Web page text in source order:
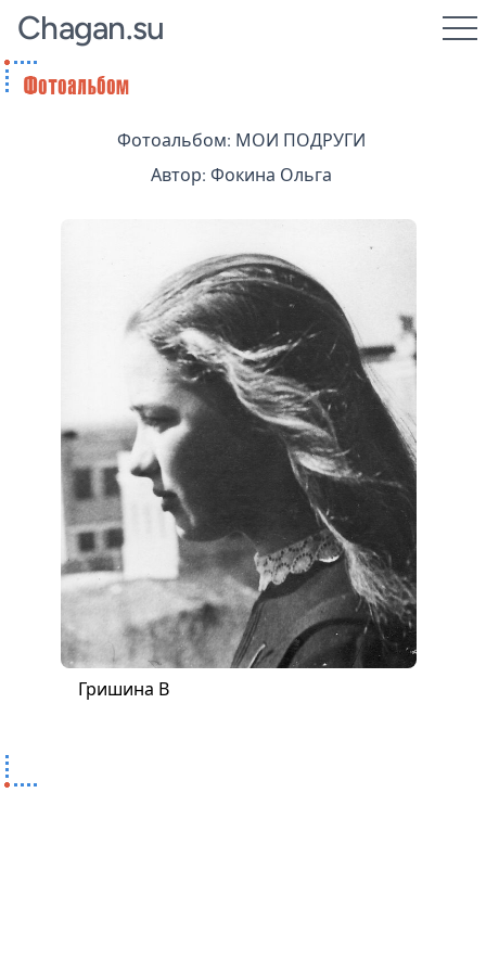
Chagan.su
Фотоальбом: МОИ ПОДРУГИ
Автор: Фокина Ольга
Гришина В